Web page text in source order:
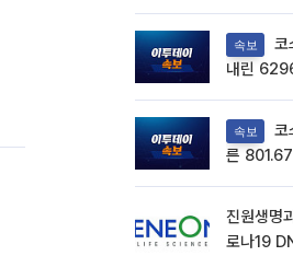
속보
내린
속보
른
진원생명
로나19